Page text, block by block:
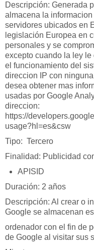
Descripción: Generada
almacena la
servidores ubicados en
legislación Europea en
personales y se
excepto cuando la ley
el funcionamiento del
direccion IP con
desea obtener mas
usadas por Google
direccion:
https://
usage?hl=es&csw
Tipo: Tercero
Finalidad: Publicidad
APISID
Duración: 2 años
Descripción: Al crear o
Google se almacenan
ordenador con el fin de
de Google al visitar sus